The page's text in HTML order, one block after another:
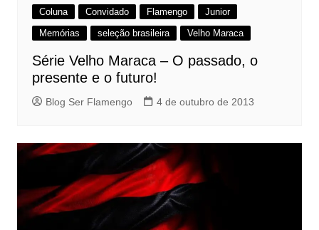
Coluna Convidado Flamengo
Junior
Memórias
seleção brasileira Velho Maraca
Série Velho Maraca – O passado, o
presente e o futuro!
Blog Ser Flamengo 4 de outubro de 2013